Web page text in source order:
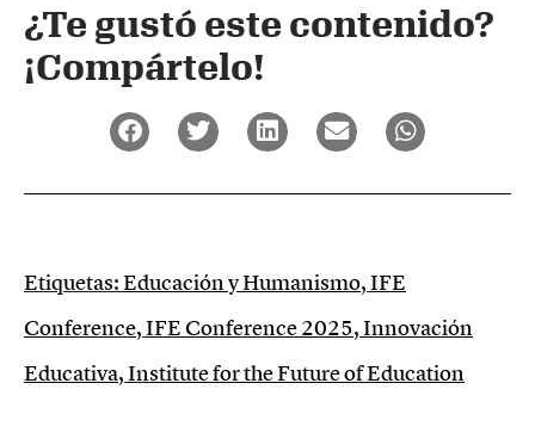
¿Te gustó este contenido?
¡Compártelo!
Etiquetas:Educación y Humanismo,IFE
Conference,IFE Conference 2025,Innovación
Educativa,Institute for the Future of Education